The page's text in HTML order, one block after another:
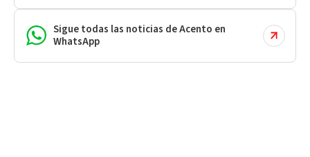
Sigue todas las noticias de Acento en
WhatsApp